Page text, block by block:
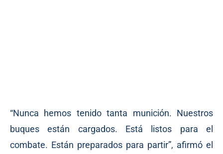
“Nunca hemos tenido tanta munición. Nuestros
buques están cargados. Está listos para el
combate. Están preparados para partir”, afirmó el